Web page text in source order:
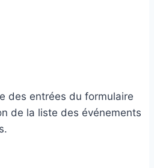
des entrées du formulaire
de la liste des événements